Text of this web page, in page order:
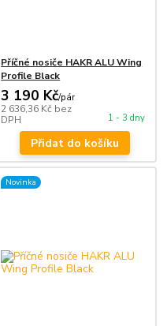
Příčné nosiče HAKR ALU Wing
Profile Black
3 190 Kč/pár
2 636,36 Kč bez
DPH
1 - 3 dny
Přidat do košíku
Novinka